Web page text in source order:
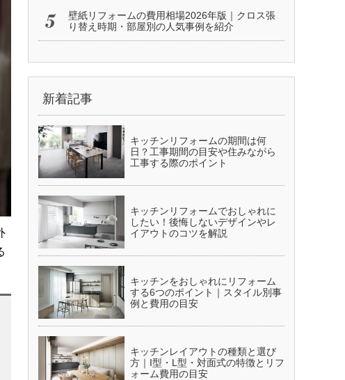
壁紙リフォームの費用相場2026年版｜クロス張
り替え時期・部屋別の人気事例を紹介
新着記事
キッチンリフォームの期間は何
日？工事期間の目安や住みながら
工事する際のポイント
キッチンリフォームでおしゃれに
したい！後悔しないデザインやレ
イアウトのコツを解説
キッチンをおしゃれにリフォーム
する6つのポイント｜スタイル別事
例と費用の目安
キッチンレイアウトの種類と選び
方｜I型・L型・対面式の特徴とリフ
ォーム費用の目安